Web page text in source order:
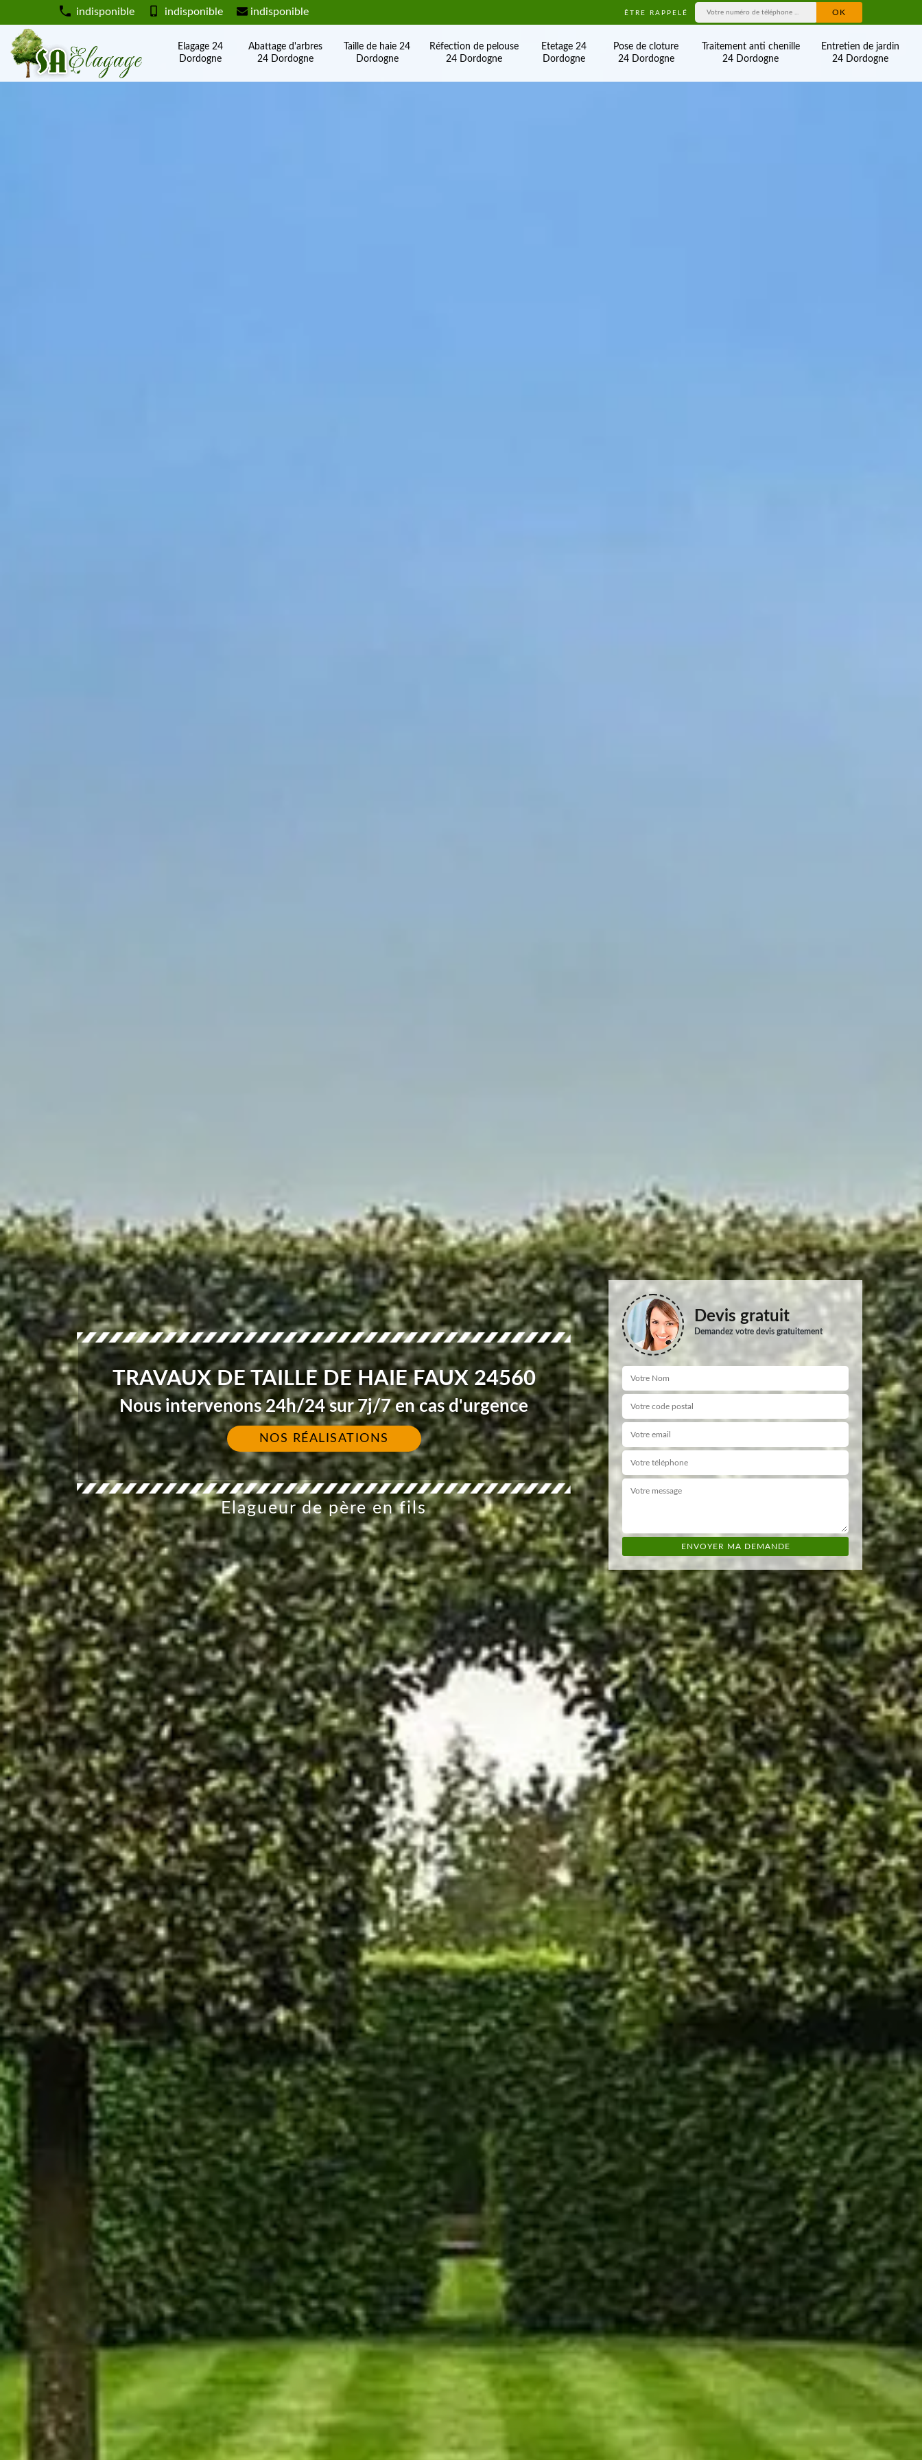
indisponible indisponible indisponible ÊTRE RAPPELÉ
Elagage 24
Dordogne
Abattage d'arbres
24 Dordogne
Taille de haie 24
Dordogne
Réfection de pelouse
24 Dordogne
Etetage 24
Dordogne
Pose de cloture
24 Dordogne
Traitement anti chenille
24 Dordogne
Entretien de jardin
24 Dordogne
TRAVAUX DE TAILLE DE HAIE FAUX 24560
Nous intervenons 24h/24 sur 7j/7 en cas d'urgence
NOS RÉALISATIONS
Elagueur de père en fils
Devis gratuit
Demandez votre devis gratuitement